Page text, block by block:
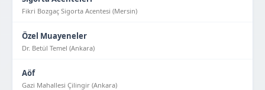
Fikri Bozgaç Sigorta Acentesi (Mersin)
Özel Muayeneler
Dr. Betül Temel (Ankara)
Aöf
Gazi Mahallesi Çilingir (Ankara)